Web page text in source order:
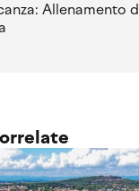
Allenamento